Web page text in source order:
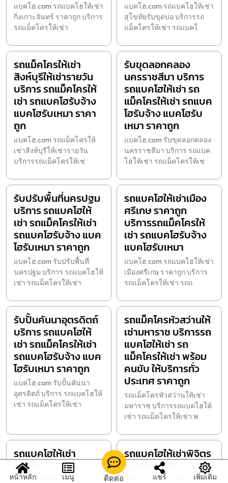
แบคโฮ.com รถแบคโฮให้เช่า
กิ่งเกาะจันทร์ ราคาถูก บริการ
รถแม็คโครให้เช่า
แบคโฮ.com รถแบคโฮให้เช่า
สุโขทัยรับขุดบ่อ บริการรถ
แม็คโครให้เช่า รถแบคโ
รถแม็คโครให้เช่า
สิงห์บุรีให้เช่ารายวัน
บริการ รถแม็คโครให้
เช่า รถแบคโฮรับจ้าง
แบคโฮรับเหมา ราคา
ถูก
แบคโฮ.com รถแม็คโครให้
เช่าสิงห์บุรีให้เช่ารายวัน
บริการรถแม็คโครให้เช่
รับขุดลอกคลอง
นครราชสีมา บริการ
รถแบคโฮให้เช่า รถ
แม็คโครให้เช่า รถแบค
โฮรับจ้าง แบคโฮรับ
เหมา ราคาถูก
แบคโฮ.com รับขุดลอกคลอง
นครราชสีมา บริการ รถแบค
โฮให้เช่า รถแม็คโครให้เช
รับปรับพื้นที่นครปฐม
บริการ รถแบคโฮให้
เช่า รถแม็คโครให้เช่า
รถแบคโฮรับจ้าง แบค
โฮรับเหมา ราคาถูก
แบคโฮ.com รับปรับพื้นที่
นครปฐม บริการ รถแบคโฮให้
เช่า รถแม็คโครให้เช่า
รถแบคโฮให้เช่าเมือง
ศรีเกษ ราคาถูก
บริการรถแม็คโครให้
เช่า รถแบคโฮรับจ้าง
แบคโฮรับเหมา
แบคโฮ.com รถแบคโฮให้เช่า
เมืองศรีเกษ ราคาถูก บริการ
รถแม็คโครให้เช่า รถแ
รับปั้นคันนาอุตรดิตถ์
บริการ รถแบคโฮให้
เช่า รถแม็คโครให้เช่า
รถแบคโฮรับจ้าง แบค
โฮรับเหมา ราคาถูก
แบคโฮ.com รับปั้นคันนา
อุตรดิตถ์ บริการ รถแบคโฮให้
เช่า รถแม็คโครให้เช่า
รถแม็คโครหัวสว่านให้
เช่ามหาราช บริการรถ
แบคโฮให้เช่า รถ
แม็คโครให้เช่า พร้อม
คนขับ ให้บริการทั่ว
ประเทศ ราคาถูก
รถแม็คโครหัวสว่านให้เช่า
มหาราช บริการรถแบคโฮให้
เช่า รถแม็คโครให้เช่า พ
รถแบคโฮให้เช่า
เขื่องใน ราคาถูก
บริการรถแม็คโครให้
รถแบคโฮให้เช่าพิจิตร
รับตอกเสาเข็ม บริการ
รถแม็คโครให้เช่า รถ
หน้าหลัก เมนู ติดต่อ แชร์ เพิ่มเติม